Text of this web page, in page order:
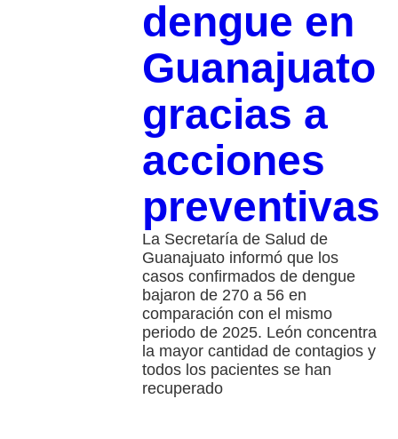
dengue en
Guanajuato
gracias a
acciones
preventivas
La Secretaría de Salud de
Guanajuato informó que los
casos confirmados de dengue
bajaron de 270 a 56 en
comparación con el mismo
periodo de 2025. León concentra
la mayor cantidad de contagios y
todos los pacientes se han
recuperado